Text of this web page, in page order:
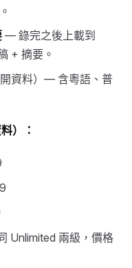
— 錄完之後上載到
+ 摘要。
開資料）— 含粵語、普
）：
Unlimited 兩級，價格